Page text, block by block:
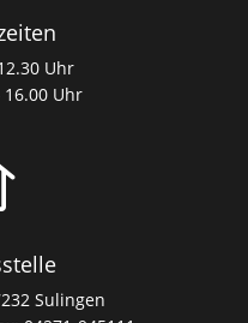
Uhr
16.00 Uhr
Sulingen